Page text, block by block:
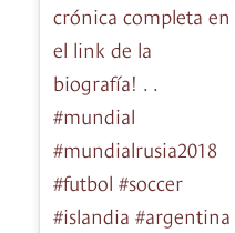
crónica completa en
el link de la
biografía! . .
#mundial
#mundialrusia2018
#futbol #soccer
#islandia #argentina